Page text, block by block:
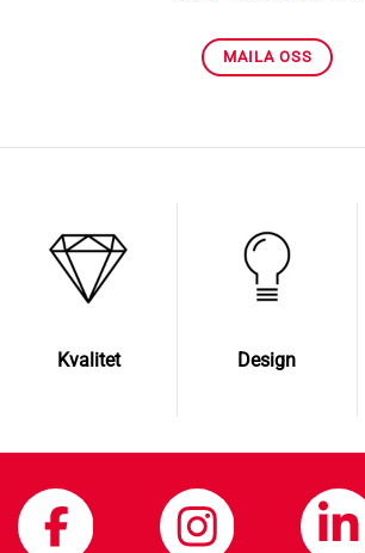
MAILA OSS
Kvalitet Design